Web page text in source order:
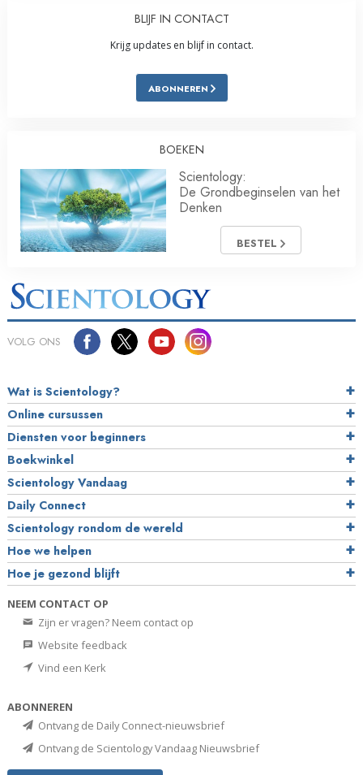
BLIJF IN CONTACT
Krijg updates en blijf in contact.
ABONNEREN
BOEKEN
Scientology:
De Grondbeginselen van het
Denken
BESTEL
VOLG ONS
Wat is Scientology?
Online cursussen
Diensten voor beginners
Boekwinkel
Scientology Vandaag
Daily Connect
Scientology rondom de wereld
Hoe we helpen
Hoe je gezond blijft
NEEM CONTACT OP
Zijn er vragen? Neem contact op
Website feedback
Vind een Kerk
ABONNEREN
Ontvang de Daily Connect-nieuwsbrief
Ontvang de Scientology Vandaag Nieuwsbrief